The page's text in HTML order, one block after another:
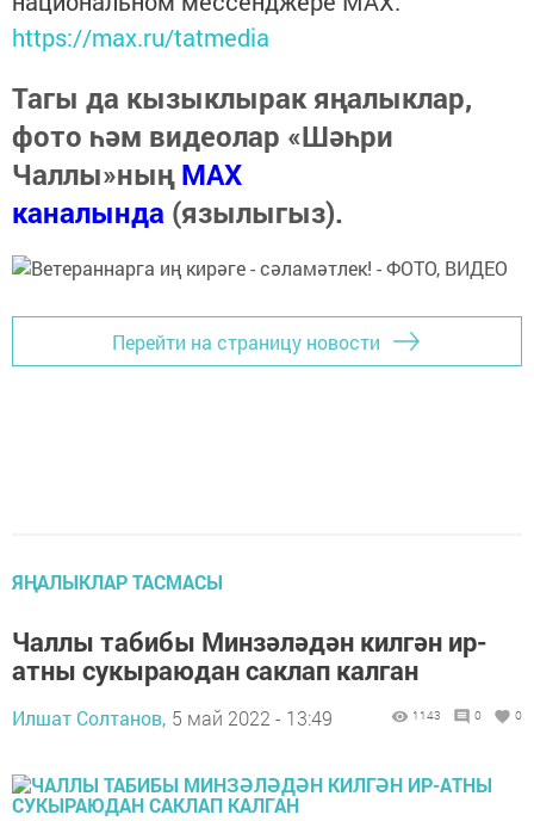
https://max.ru/tatmedia
Тагы да кызыклырак яңалыклар,
фото һәм видеолар «Шәһри
Чаллы»ныңMAX
каналында (язылыгыз).
Перейти на страницу новости
ЯҢАЛЫКЛАР ТАСМАСЫ
Чаллы табибы Минзәләдән килгән ир-
атны сукыраюдан саклап калган
Илшат Солтанов, 5 май 2022 - 13:49 1143 0 0